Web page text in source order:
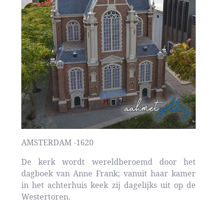
AMSTERDAM -1620
De kerk wordt wereldberoemd door het
dagboek van Anne Frank; vanuit haar kamer
in het achterhuis keek zij dagelijks uit op de
Westertoren.